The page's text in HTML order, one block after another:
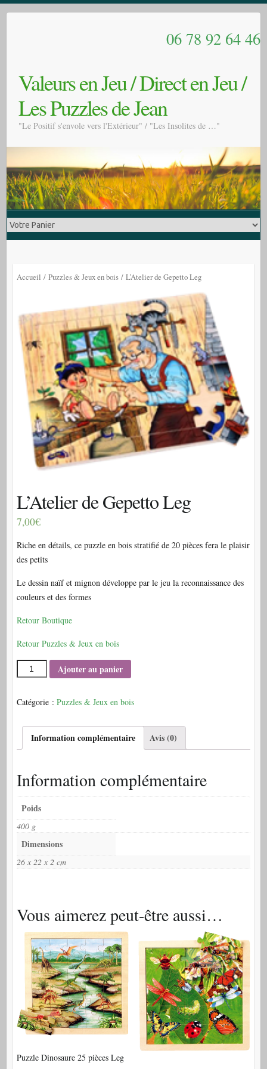
06 78 92 64 46
Valeurs en Jeu / Direct en Jeu /
Les Puzzles de Jean
"Le Positif s'envole vers l'Extérieur" / "Les Insolites de …"
Accueil / Puzzles & Jeux en bois/ L’Atelier de Gepetto Leg
L’Atelier de Gepetto Leg
7,00€
Riche en détails, ce puzzle en bois stratifié de 20 pièces fera le plaisir
des petits
Le dessin naïf et mignon développe par le jeu la reconnaissance des
couleurs et des formes
Retour Boutique
Retour Puzzles & Jeux en bois
Ajouter au panier
Catégorie : Puzzles & Jeux en bois
Information complémentaire Avis (0)
Information complémentaire
Poids
400 g
Dimensions
26 x 22 x 2 cm
Vous aimerez peut-être aussi…
Puzzle Dinosaure 25 pièces Leg